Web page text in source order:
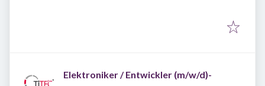
Elektroniker / Entwickler (m/w/d)-